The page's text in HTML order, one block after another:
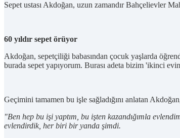
Sepet ustası Akdoğan, uzun zamandır Bahçelievler
60 yıldır sepet örüyor
Akdoğan, sepetçiliği babasından çocuk yaşlarda
burada sepet yapıyorum. Burası adeta bizim 'ikinci
Geçimini tamamen bu işle sağladığını anlatan
"Ben hep bu işi yaptım, bu işten kazandığımla
evlendirdik, her biri bir yanda şimdi.